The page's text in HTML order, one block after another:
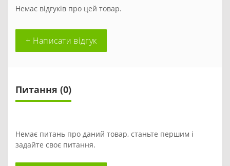
Немає відгуків про цей товар.
+ Написати відгук
Питання (0)
Немає питань про даний товар, станьте першим і
задайте своє питання.